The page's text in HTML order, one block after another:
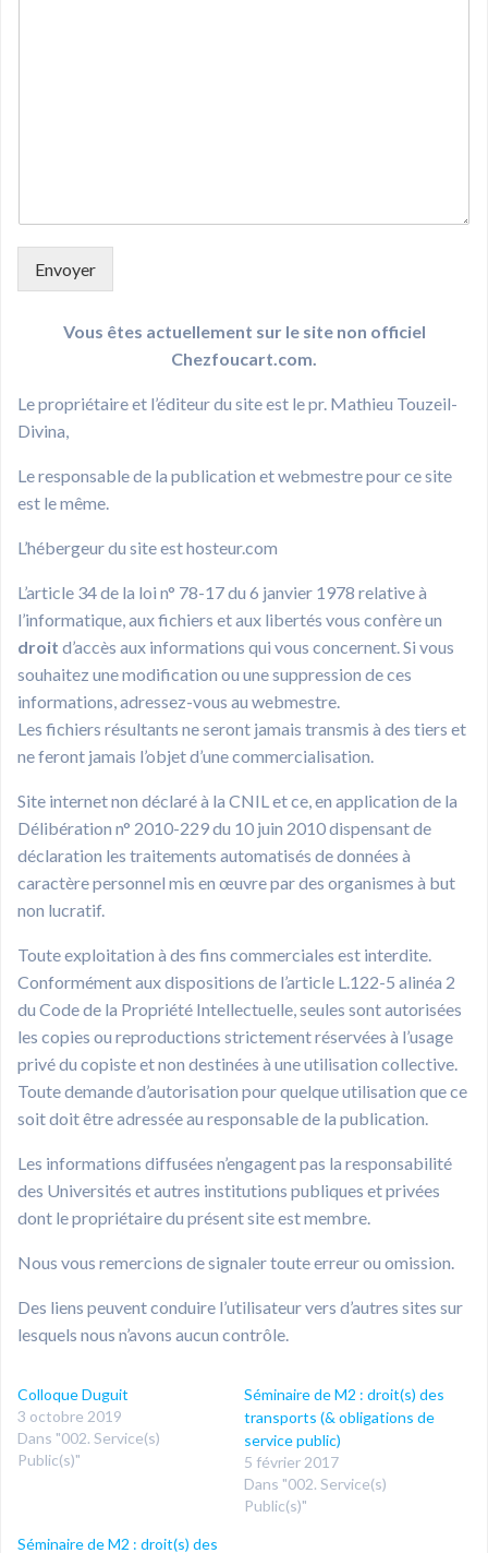
Envoyer
Vous êtes actuellement sur le site non officiel
Chezfoucart.com.
Le propriétaire et l’éditeur du site est le pr. Mathieu Touzeil-
Divina,
Le responsable de la publication et webmestre pour ce site
est le même.
L’hébergeur du site est hosteur.com
L’article 34 de la loi n° 78-17 du 6 janvier 1978 relative à
l’informatique, aux fichiers et aux libertés vous confère un
droit d’accès aux informations qui vous concernent. Si vous
souhaitez une modification ou une suppression de ces
informations, adressez-vous au webmestre.
Les fichiers résultants ne seront jamais transmis à des tiers et
ne feront jamais l’objet d’une commercialisation.
Site internet non déclaré à la CNIL et ce, en application de la
Délibération n° 2010-229 du 10 juin 2010 dispensant de
déclaration les traitements automatisés de données à
caractère personnel mis en œuvre par des organismes à but
non lucratif.
Toute exploitation à des fins commerciales est interdite.
Conformément aux dispositions de l’article L.122-5 alinéa 2
du Code de la Propriété Intellectuelle, seules sont autorisées
les copies ou reproductions strictement réservées à l’usage
privé du copiste et non destinées à une utilisation collective.
Toute demande d’autorisation pour quelque utilisation que ce
soit doit être adressée au responsable de la publication.
Les informations diffusées n’engagent pas la responsabilité
des Universités et autres institutions publiques et privées
dont le propriétaire du présent site est membre.
Nous vous remercions de signaler toute erreur ou omission.
Des liens peuvent conduire l’utilisateur vers d’autres sites sur
lesquels nous n’avons aucun contrôle.
Colloque Duguit
3 octobre 2019
Dans "002. Service(s)
Public(s)"
Séminaire de M2 : droit(s) des
transports (& obligations de
service public)
5 février 2017
Dans "002. Service(s)
Public(s)"
Séminaire de M2 : droit(s) des